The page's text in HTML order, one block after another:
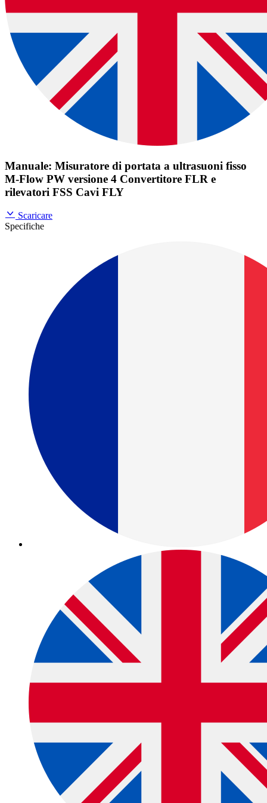
Manuale: Misuratore di portata a ultrasuoni fisso
M-Flow PW versione 4 Convertitore FLR e
rilevatori FSS Cavi FLY
Scaricare
Specifiche